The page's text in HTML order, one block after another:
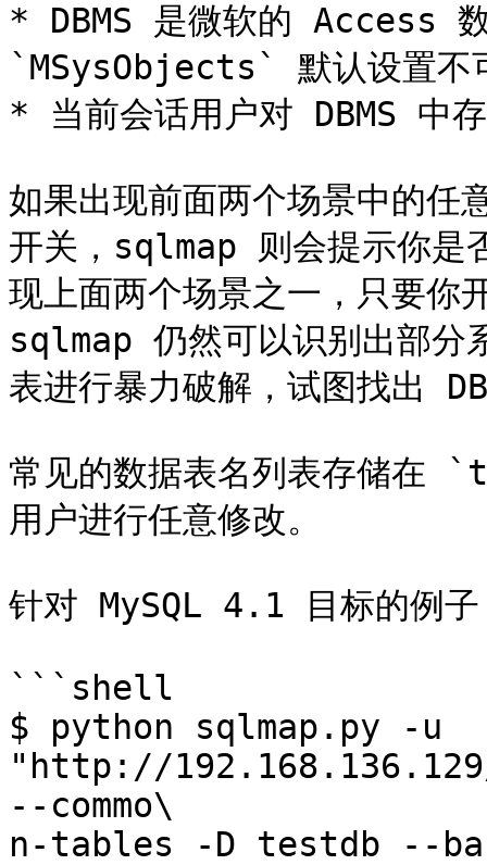
* DBMS 是微软的 Access
`MSysObjects` 默认设置不
* 当前会话用户对 DBMS 中
如果出现前面两个场景中的
开关，sqlmap 则会提示你是
现上面两个场景之一，只要
sqlmap 仍然可以识别出部分
表进行暴力破解，试图找出
常见的数据表名列表存储
用户进行任意修改。
针对 MySQL 4.1 目标的例子
```shell
$ python sqlmap.py -u
"http://
--commo\
n-tables -D testdb --